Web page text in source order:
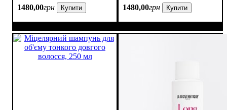
1480,00грн Купити 1480,00грн Купити